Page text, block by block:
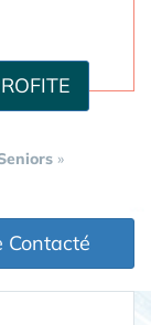
»
Contacté